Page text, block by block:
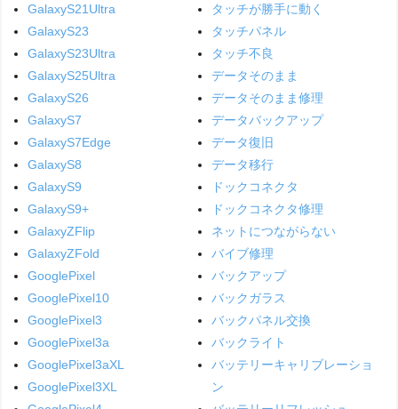
GalaxyS21Ultra
GalaxyS23
GalaxyS23Ultra
GalaxyS25Ultra
GalaxyS26
GalaxyS7
GalaxyS7Edge
GalaxyS8
GalaxyS9
GalaxyS9+
GalaxyZFlip
GalaxyZFold
GooglePixel
GooglePixel10
GooglePixel3
GooglePixel3a
GooglePixel3aXL
GooglePixel3XL
タッチが勝手に動く
タッチパネル
タッチ不良
データそのまま
データそのまま修理
データバックアップ
データ復旧
データ移行
ドックコネクタ
ドックコネクタ修理
ネットにつながらない
バイブ修理
バックアップ
バックガラス
バックパネル交換
バックライト
バッテリーキャリブレーショ
ン